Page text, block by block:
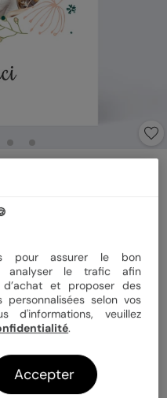
12x17 cm plié
Papier Satiné
personnalisé
pour assurer le bon
analyser le trafic afin
et proposer des
selon vos
d'informations, veuillez
.
Accepter